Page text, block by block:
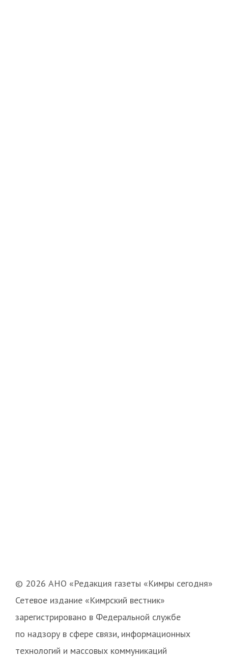
© 2026 АНО «Редакция газеты «Кимры сегодня»
Сетевое издание «Кимрский вестник»
зарегистрировано в Федеральной службе
по надзору в сфере связи, информационных
технологий и массовых коммуникаций